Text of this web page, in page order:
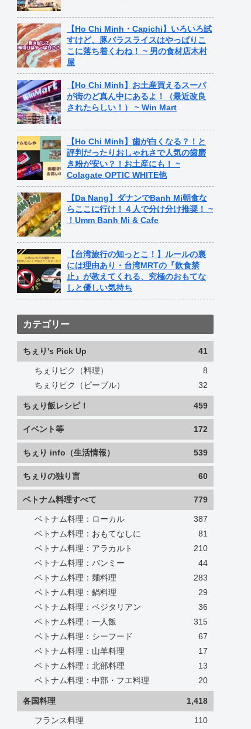
【Ho Chi Minh・Capichi】いろいろ試
すけど、豚バラスライスはやっぱりこ
こに落ち着くわね！ ~ 男の食材店木村
屋
【Ho Chi Minh】お土産買えるスーパ
が街のど真ん中にあるよ！（最近改良
されたらしい！） ~ Win Mart
【Ho Chi Minh】歯が白くなる？！と
評判だったりおしゃれさで人気の歯磨
き粉が安い？！お土産にも！ ~
Colagate OPTIC WHITE他
【Da Nang】ダナンでBanh Mi朝食な
らここに行け！４人で分け分け推奨！ ~
！Umm Banh Mi & Cafe
【台湾旅行の知っとこ！】ルールの裏
には理由あり・台湾MRTの『飲食禁
止』が教えてくれる、究極のおもてな
しと優しい気持ち
カテゴリー
ちぇり's Pick Up 41
ちぇりピク（料理）
8
ちぇりピク（ピープル）
32
ちぇり飯レシピ！ 459
イベント等 172
ちぇり info（生活情報） 539
ちぇりの独り言 60
ベトナム料理すべて 779
ベトナム料理：ローカル
387
ベトナム料理：おもてなしに
81
ベトナム料理：アラカルト
210
ベトナム料理：バンミー
44
ベトナム料理：麺料理
283
ベトナム料理：鍋料理
29
ベトナム料理：ベジタリアン
36
ベトナム料理：一人飯
315
ベトナム料理：シーフード
67
ベトナム料理：山羊料理
17
ベトナム料理：北部料理
13
ベトナム料理：中部・フエ料理
20
各国料理 1,418
フランス料理
110